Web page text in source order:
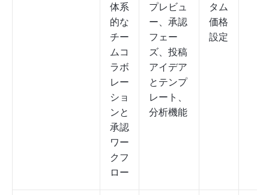
体系
的な
チー
ムコ
ラボ
レー
ショ
ンと
承認
ワー
クフ
ロー
プレビュ
ー、承認
フェー
ズ、投稿
アイデア
とテンプ
レート、
分析機能
タム
価格
設定